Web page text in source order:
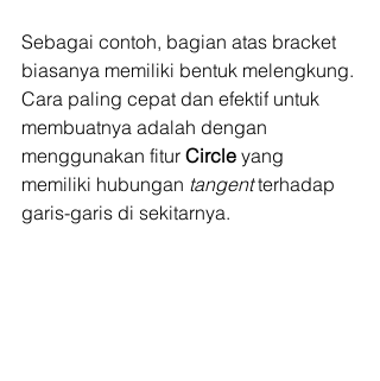
Sebagai contoh, bagian atas bracket
biasanya memiliki bentuk melengkung.
Cara paling cepat dan efektif untuk
membuatnya adalah dengan
menggunakan fitur Circle yang
memiliki hubungan tangent terhadap
garis-garis di sekitarnya.